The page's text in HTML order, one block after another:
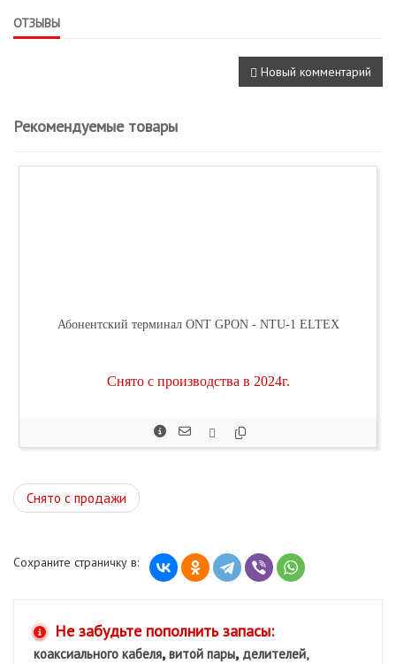
ОТЗЫВЫ
Новый комментарий
Рекомендуемые товары
Абонентский терминал ONT GPON - NTU-1 ELTEX
Снято с производства в 2024г.
Снято с продажи
Сохраните страничку в:
Не забудьте пополнить запасы:
коаксиального кабеля,витой пары, делителей,